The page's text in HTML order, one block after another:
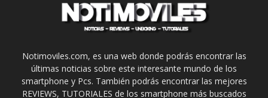
Notimoviles.com, es una web donde podrás encontrar las
últimas noticias sobre este interesante mundo de los
smartphone y Pcs. También podrás encontrar las mejores
REVIEWS, TUTORIALES de los smartphone más buscados